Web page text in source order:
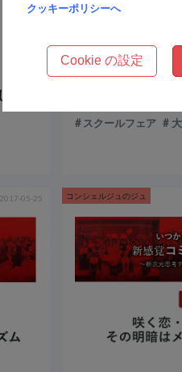
スクールフェア
2017-05-25 コンシェルジュのジュ
クッキーポリシーへ
Cookie の設定